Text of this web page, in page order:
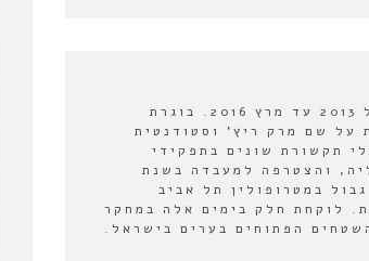
עורכת המשנה של "אורבנולוגיה" מאפריל 2013 עד מרץ 2016. בוגרת
על שם מרק ריץ' וסטודנטית
תקשורת שונים בתפקידי
והצטרפה למעבדה בשנת
גבול במטרופולין תל אביב
לוקחת חלק בימים אלה במחקר
הפתוחים בערים בישראל.